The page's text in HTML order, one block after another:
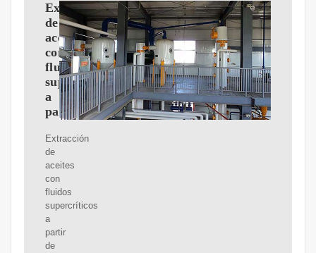
Extracción
de
aceites
con
fluidos
supercríticos
a
partir
Extracción
de
aceites
con
fluidos
supercríticos
a
partir
de